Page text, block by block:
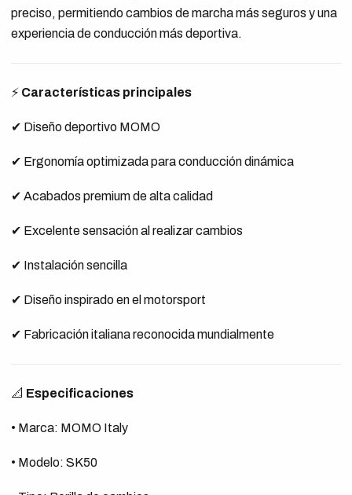
preciso, permitiendo cambios de marcha más seguros y una
experiencia de conducción más deportiva.
⚡ Características principales
✔ Diseño deportivo MOMO
✔ Ergonomía optimizada para conducción dinámica
✔ Acabados premium de alta calidad
✔ Excelente sensación al realizar cambios
✔ Instalación sencilla
✔ Diseño inspirado en el motorsport
✔ Fabricación italiana reconocida mundialmente
📐 Especificaciones
• Marca: MOMO Italy
• Modelo: SK50